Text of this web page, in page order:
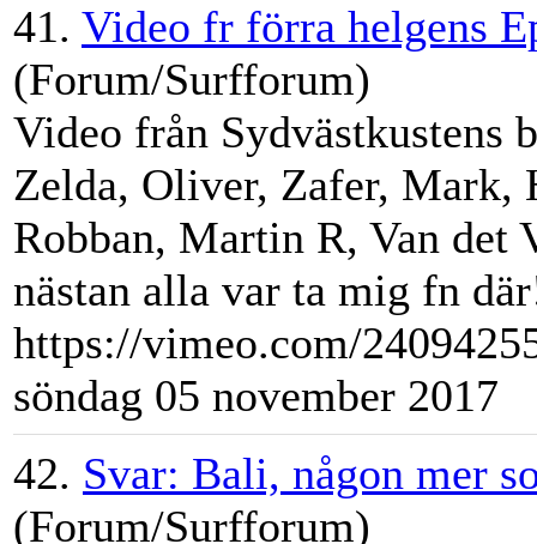
41. Video fr förra helgens
(Forum/Surfforum)
Video från Sydvästkustens
Zelda, Oliver, Zafer, Mark,
Robban, Martin R, Van det
nästan alla var ta mig fn
https://vimeo.com/
söndag 05 november 2017
42. Svar: Bali, någon mer
(Forum/Surfforum)